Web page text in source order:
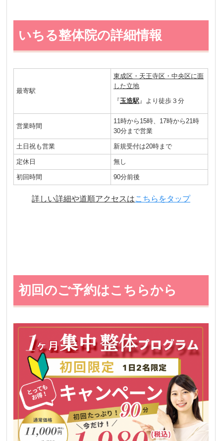
いちる整体院の詳細情報
最寄駅
東成区・天王寺区・中央区に面
した立地
『玉造駅 』より徒歩３分
営業時間
11時から15時、17時から21時
30分まで営業
土日祝も営業 新規受付は20時まで
定休日 無し
初回時間 90分前後
詳しい詳細や道順アクセスはこちらをタップ
初回のご予約はこちらから